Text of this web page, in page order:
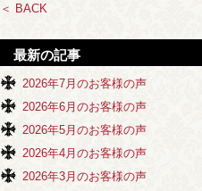
＜ BACK
最新の記事
2026年7月のお客様の声
2026年6月のお客様の声
2026年5月のお客様の声
2026年4月のお客様の声
2026年3月のお客様の声